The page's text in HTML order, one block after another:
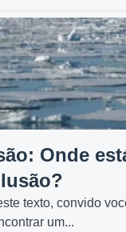
Onde
texto, convido
um...